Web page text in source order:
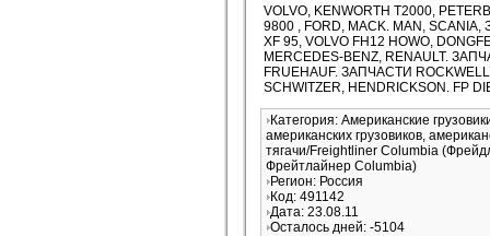
VOLVO, KENWORTH T2000,
9800 , FORD, MACK. MAN,
XF 95, VOLVO FH12 HOWO,
MERCEDES-BENZ, RENAULT.
FRUEHAUF. ЗАПЧАСТИ
SCHWITZER, HENDRICKSON. FP
Категория: Американские
американских грузовиков,
тягачи/Freightliner Columbia
Фрейтлайнер Columbia)
Регион: Россия
Код: 491142
Дата: 23.08.11
Осталось дней: -5104